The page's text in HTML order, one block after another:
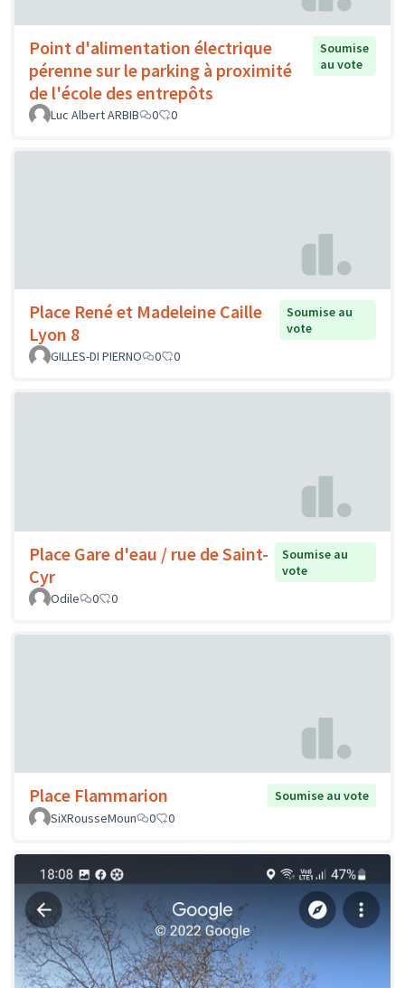
Point d'alimentation électrique
pérenne sur le parking à proximité
de l'école des entrepôts
Soumise
au vote
Luc Albert ARBIB 0 0
Place René et Madeleine Caille
Lyon 8
Soumise au
vote
GILLES-DI PIERNO
0 0
Place Gare d'eau / rue de Saint-
Cyr
Soumise au
vote
Odile
0 0
Place Flammarion
Soumise au vote
SiXRousseMoun
0 0